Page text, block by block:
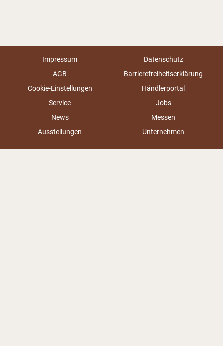
Impressum
Datenschutz
AGB
Barrierefreiheitserklärung
Cookie-Einstellungen
Händlerportal
Service
Jobs
News
Messen
Ausstellungen
Unternehmen